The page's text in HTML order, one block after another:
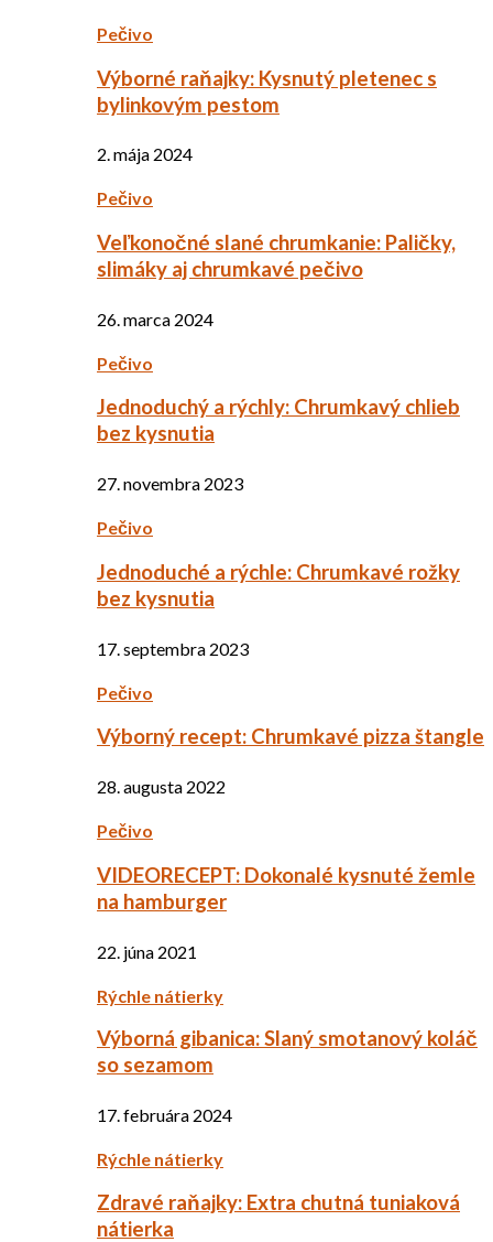
Pečivo
Výborné raňajky: Kysnutý pletenec s
bylinkovým pestom
2. mája 2024
Pečivo
Veľkonočné slané chrumkanie: Paličky,
slimáky aj chrumkavé pečivo
26. marca 2024
Pečivo
Jednoduchý a rýchly: Chrumkavý chlieb
bez kysnutia
27. novembra 2023
Pečivo
Jednoduché a rýchle: Chrumkavé rožky
bez kysnutia
17. septembra 2023
Pečivo
Výborný recept: Chrumkavé pizza štangle
28. augusta 2022
Pečivo
VIDEORECEPT: Dokonalé kysnuté žemle
na hamburger
22. júna 2021
Rýchle nátierky
Výborná gibanica: Slaný smotanový koláč
so sezamom
17. februára 2024
Rýchle nátierky
Zdravé raňajky: Extra chutná tuniaková
nátierka